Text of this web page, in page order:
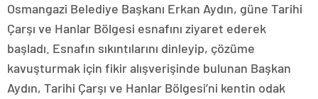
Osmangazi Belediye Başkanı Erkan Aydın, güne Tarihi
Çarşı ve Hanlar Bölgesi esnafını ziyaret ederek
başladı. Esnafın sıkıntılarını dinleyip, çözüme
kavuşturmak için fikir alışverişinde bulunan Başkan
Aydın, Tarihi Çarşı ve Hanlar Bölgesi’ni kentin odak